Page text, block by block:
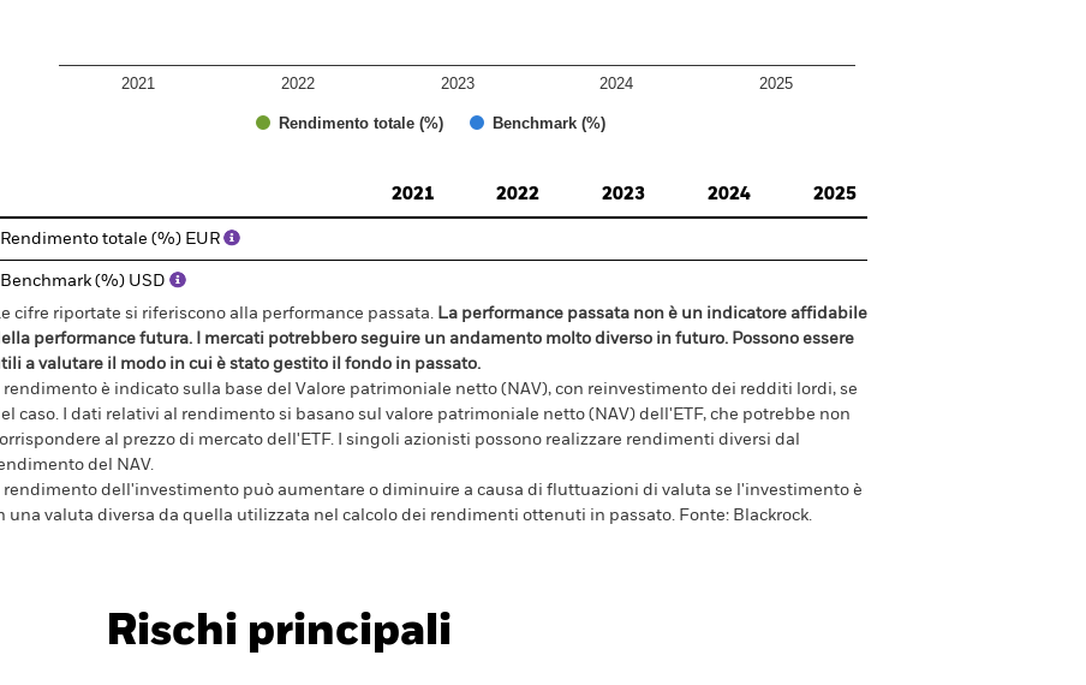
Rendimento totale (%) Benchmark (%)
2021 2022 2023 2024 2025
2021
2022 2023 2024 2025
Rendimento totale (%) EUR
Benchmark (%) USD
cifre riportate si riferiscono alla performance passata. La performance passata non è un indicatore affidabile
performance futura. I mercati potrebbero seguire un andamento molto diverso in futuro. Possono essere
a valutare il modo in cui è stato gestito il fondo in passato.
Il rendimento è indicato sulla base del Valore patrimoniale netto (NAV), con reinvestimento dei redditi lordi, se
caso. I dati relativi al rendimento si basano sul valore patrimoniale netto (NAV) dell'ETF, che potrebbe non
al prezzo di mercato dell'ETF. I singoli azionisti possono realizzare rendimenti diversi dal
del NAV.
Il rendimento dell'investimento può aumentare o diminuire a causa di fluttuazioni di valuta se l'investimento è
una valuta diversa da quella utilizzata nel calcolo dei rendimenti ottenuti in passato. Fonte: Blackrock.
Rischi principali